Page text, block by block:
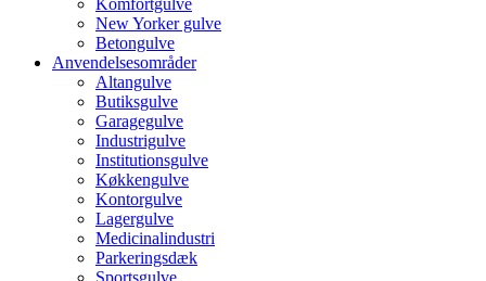
Komfortgulve
New Yorker gulve
Betongulve
Anvendelsesområder
Altangulve
Butiksgulve
Garagegulve
Industrigulve
Institutionsgulve
Køkkengulve
Kontorgulve
Lagergulve
Medicinalindustri
Parkeringsdæk
Sportsgulve